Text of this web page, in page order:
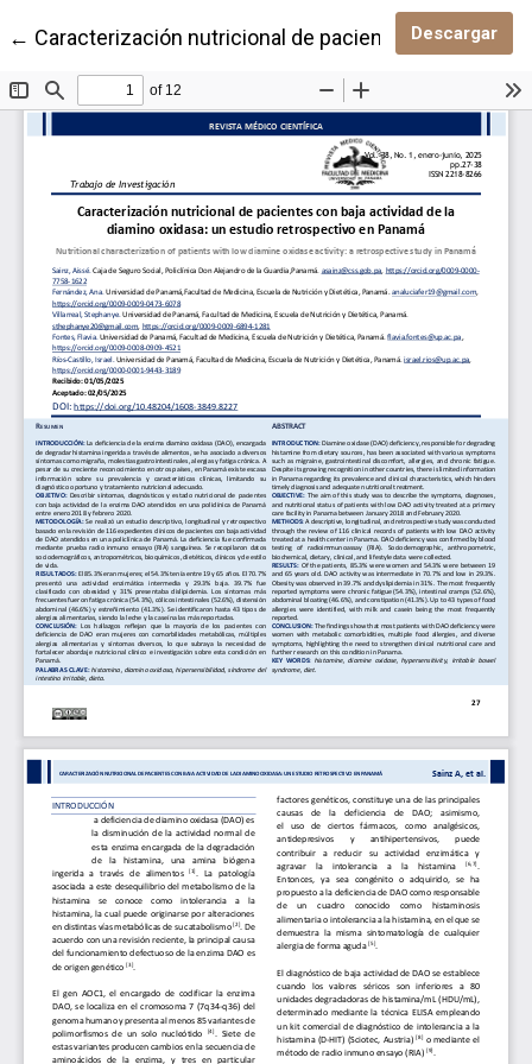
← Volver a los detalles del artículo
Caracterización nutricional de pacientes con baja
Descargar